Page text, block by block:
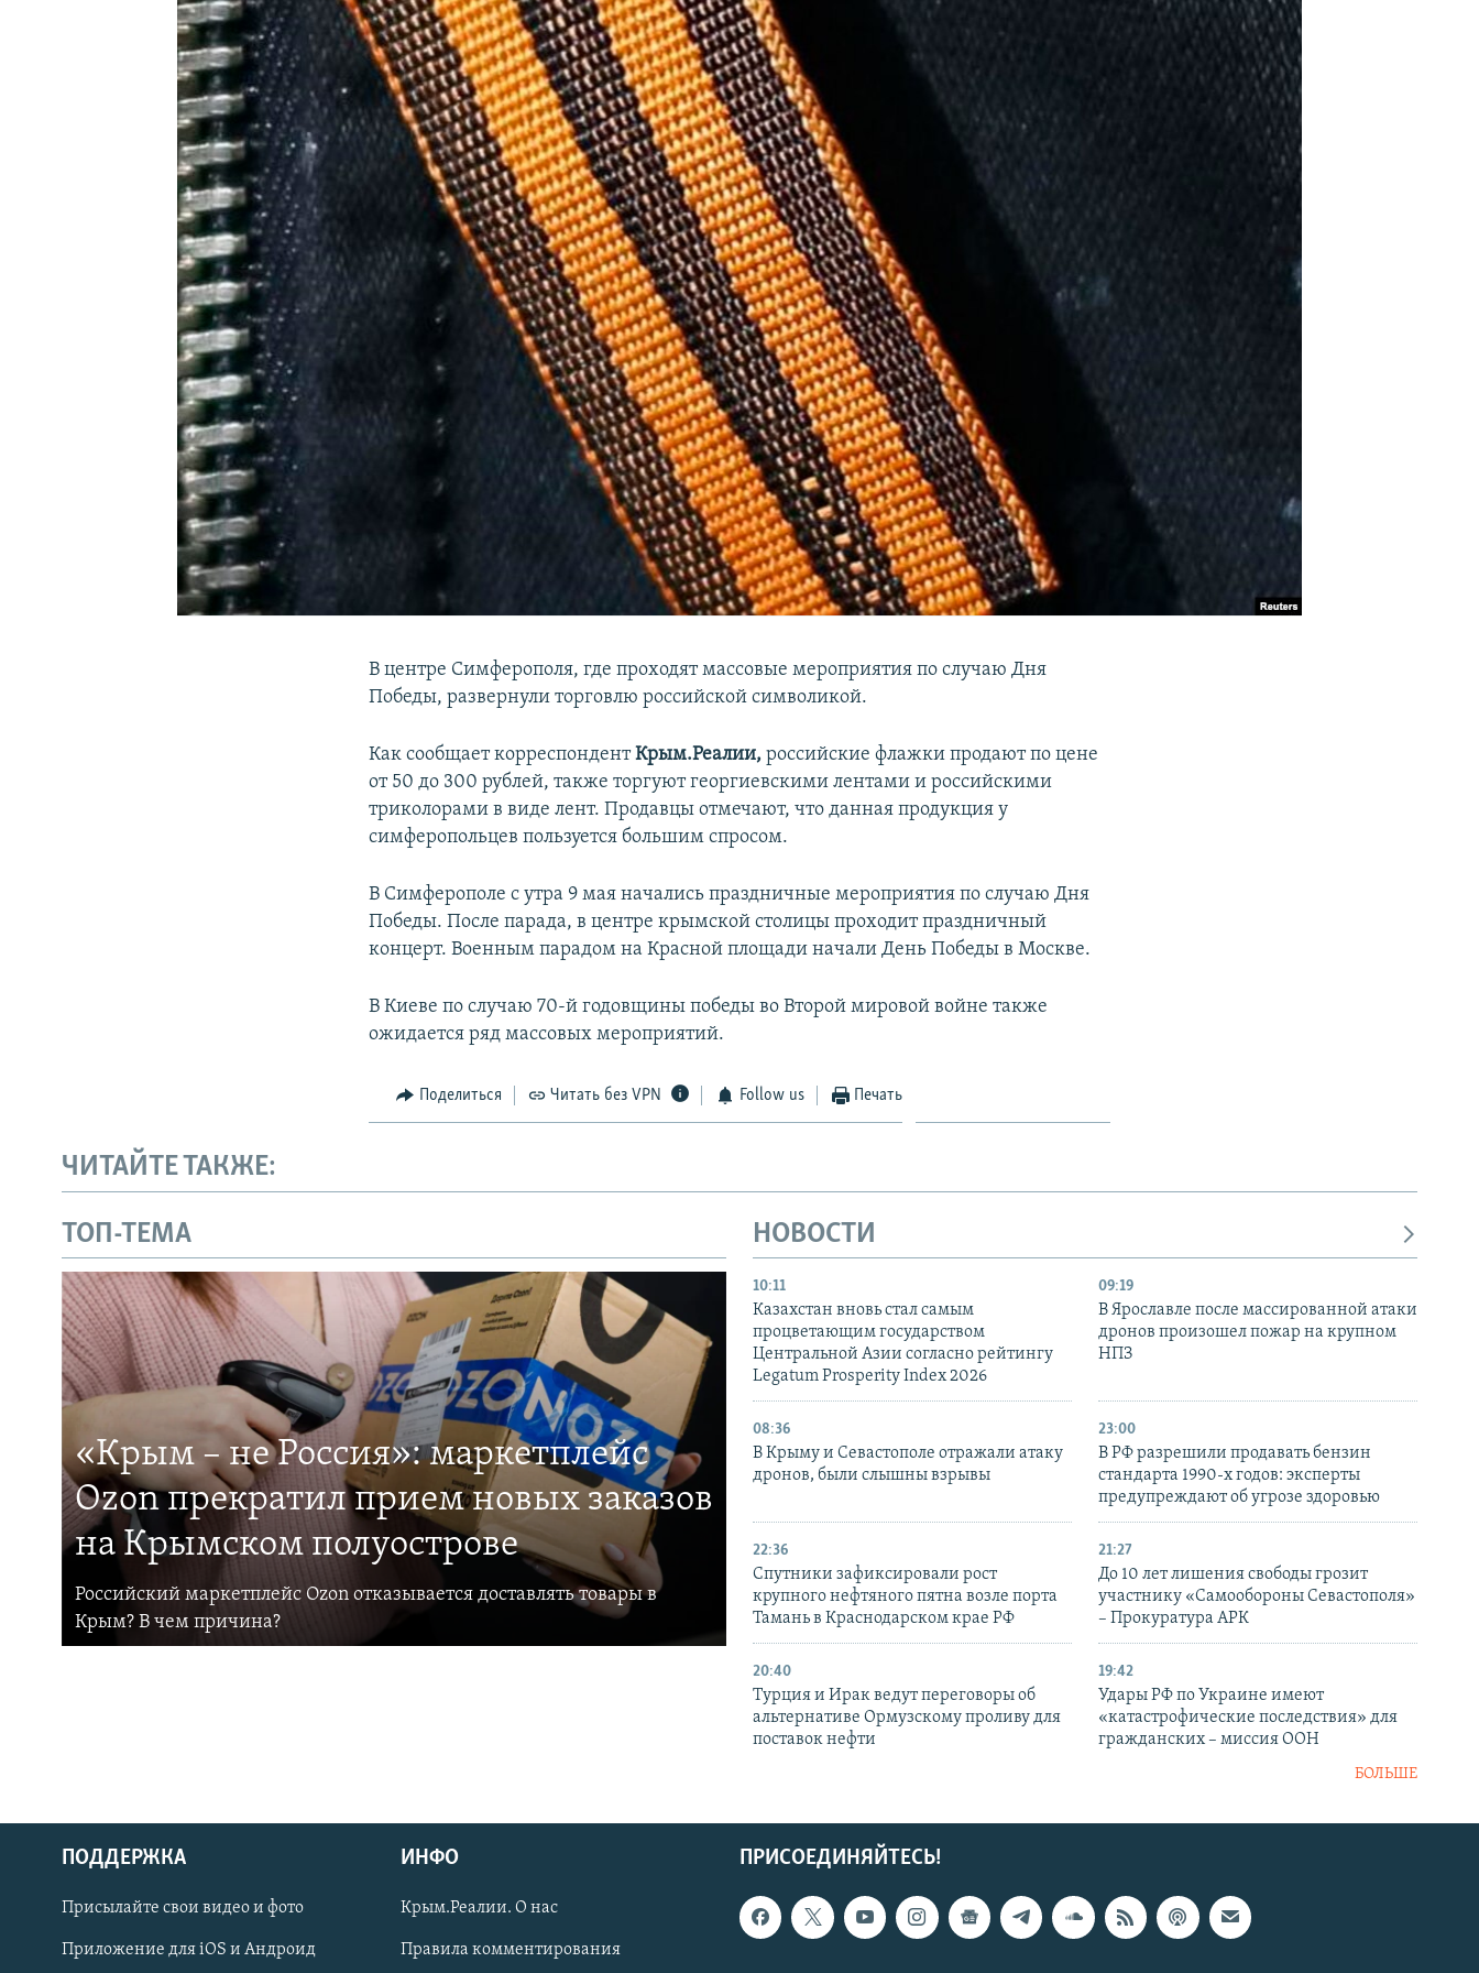
КРЫМ.НЕПОКОРЕННЫЙ
УКРАИНСКАЯ ПРОБЛЕМА КРЫМА
Українською
Qırımtatar
В центре Симферополя, где проходят массовые мероприятия по случаю Дня
Победы, развернули торговлю российской символикой.
Как сообщает корреспондентКрым.Реалии, российские флажки продают по цене
от 50 до 300 рублей, также торгуют георгиевскими лентами и российскими
триколорами в виде лент. Продавцы отмечают, что данная продукция у
симферопольцев пользуется большим спросом.
В Симферополе с утра 9 мая начались праздничные мероприятия по случаю Дня
Победы. После парада, в центре крымской столицы проходит праздничный
концерт. Военным парадом на Красной площади начали День Победы в Москве.
В Киеве по случаю 70-й годовщины победы во Второй мировой войне также
ожидается ряд массовых мероприятий.
Поделиться Читать без VPN Follow us Печать
ЧИТАЙТЕ ТАКЖЕ:
ТОП-ТЕМА
«Крым – не Россия»: маркетплейс
Ozon прекратил прием новых заказов
на Крымском полуострове
Российский маркетплейс Ozon отказывается доставлять товары в
Крым? В чем причина?
НОВОСТИ
10:11
Казахстан вновь стал самым
процветающим государством
Центральной Азии согласно рейтингу
Legatum Prosperity Index 2026
09:19
В Ярославле после массированной атаки
дронов произошел пожар на крупном
НПЗ
08:36
В Крыму и Севастополе отражали атаку
дронов, были слышны взрывы
23:00
В РФ разрешили продавать бензин
стандарта 1990-х годов: эксперты
предупреждают об угрозе здоровью
22:36
Спутники зафиксировали рост
крупного нефтяного пятна возле порта
Тамань в Краснодарском крае РФ
21:27
До 10 лет лишения свободы грозит
участнику «Самообороны Севастополя»
– Прокуратура АРК
20:40
Турция и Ирак ведут переговоры об
альтернативе Ормузскому проливу для
поставок нефти
19:42
Удары РФ по Украине имеют
«катастрофические последствия» для
гражданских – миссия ООН
БОЛЬШЕ
ПРИСОЕДИНЯЙТЕСЬ!
ПОДДЕРЖКА
Присылайте свои видео и фото
Приложение для iOS и Андроид
ИНФО
Крым.Реалии. О нас
Правила комментирования